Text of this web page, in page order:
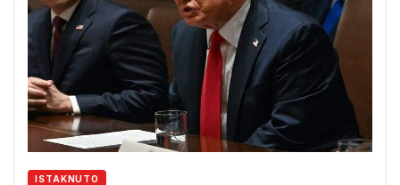
ISTAKNUTO